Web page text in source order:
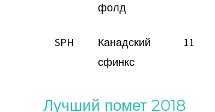
фолд
SPH
Канадский
сфинкс
11
Лучший помет 2018